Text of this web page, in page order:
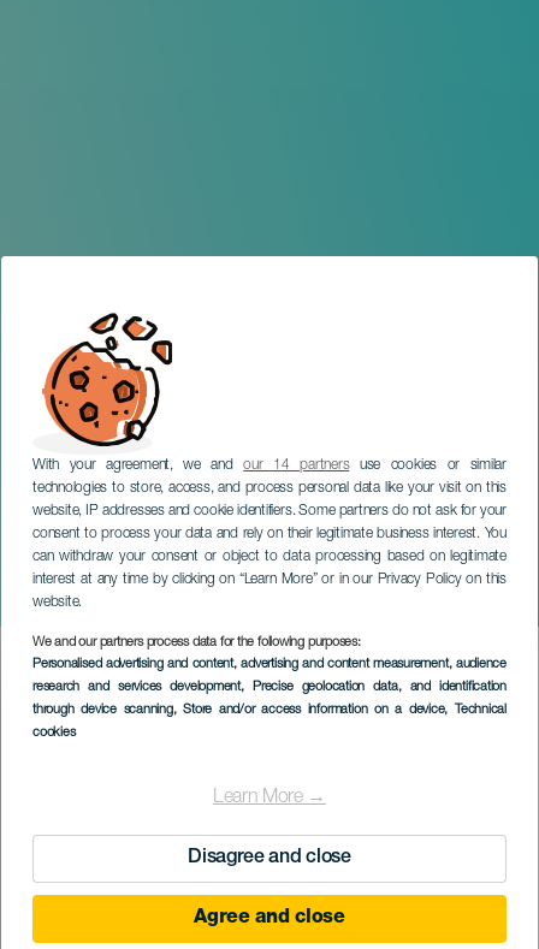
With your agreement, we andour 14 partnersuse cookies or similar
technologies to store, access, and process personal data like your visit on this
website, IP addresses and cookie identifiers. Some partners do not ask for your
consent to process your data and rely on their legitimate business interest. You
can withdraw your consent or object to data processing based on legitimate
interest at any time by clicking on “Learn More” or in our Privacy Policy on this
website.
We and our partners process data for the following purposes:
Personalised advertising and content, advertising and content measurement, audience
research and services development, Precise geolocation data, and identification
through device scanning, Store and/or access information on a device, Technical
cookies
Learn More →
Disagree and close
Agree and close
Bohemian and More - La
Palma Spanyol Zene és
Zarzuela Fesztivál
LA PALMA
Imagen
Listado